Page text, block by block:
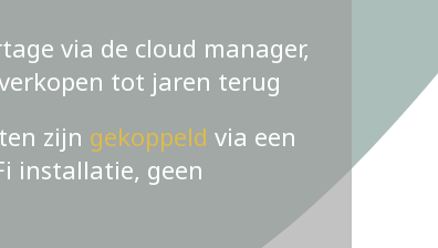
via de cloud manager,
tot jaren terug
zijn gekoppeld via een
installatie, geen